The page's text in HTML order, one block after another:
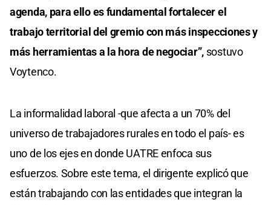
agenda, para ello es fundamental fortalecer el
trabajo territorial del gremio con más inspecciones y
más herramientas a la hora de negociar”, sostuvo
Voytenco.
La informalidad laboral -que afecta a un 70% del
universo de trabajadores rurales en todo el país- es
uno de los ejes en donde UATRE enfoca sus
esfuerzos. Sobre este tema, el dirigente explicó que
están trabajando con las entidades que integran la